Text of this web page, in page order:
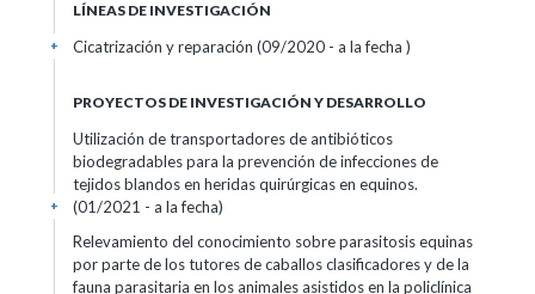
LÍNEAS DE INVESTIGACIÓN
Cicatrización y reparación (09/2020 - a la fecha )
+
PROYECTOS DE INVESTIGACIÓN Y DESARROLLO
Utilización de transportadores de antibióticos
biodegradables para la prevención de infecciones de
tejidos blandos en heridas quirúrgicas en equinos.
(01/2021 - a la fecha)
+
Relevamiento del conocimiento sobre parasitosis equinas
por parte de los tutores de caballos clasificadores y de la
fauna parasitaria en los animales asistidos en la policlínica